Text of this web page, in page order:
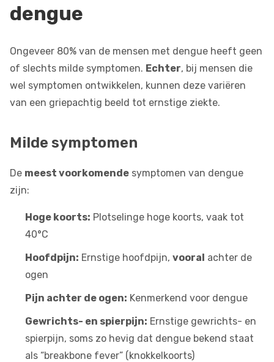
dengue
Ongeveer 80% van de mensen met dengue heeft geen
of slechts milde symptomen. Echter, bij mensen die
wel symptomen ontwikkelen, kunnen deze variëren
van een griepachtig beeld tot ernstige ziekte.
Milde symptomen
De meest voorkomende symptomen van dengue
zijn:
Hoge koorts: Plotselinge hoge koorts, vaak tot
40°C
Hoofdpijn: Ernstige hoofdpijn, vooral achter de
ogen
Pijn achter de ogen: Kenmerkend voor dengue
Gewrichts- en spierpijn: Ernstige gewrichts- en
spierpijn, soms zo hevig dat dengue bekend staat
als “breakbone fever” (knokkelkoorts)